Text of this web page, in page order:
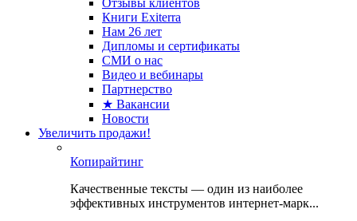
Отзывы клиентов
Книги Exiterra
Нам 26 лет
Дипломы и сертификаты
СМИ о нас
Видео и вебинары
Партнерство
★ Вакансии
Новости
Увеличить продажи!
Копирайтинг
Качественные тексты — один из наиболее
эффективных инструментов интернет-марк...